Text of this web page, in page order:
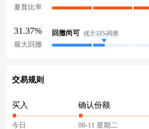
夏普比率
31.37%
最大回撤
回撤尚可 优于33%同类
交易规则
买入
今日
确认份额
08-11 星期二